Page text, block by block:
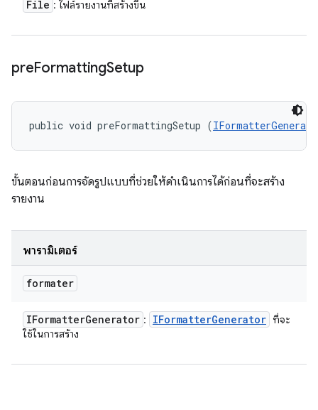
File : ไฟล์รายงานที่สร้างขึ้น
preFormattingSetup
public void preFormattingSetup (
ขั้นตอนก่อนการจัดรูปแบบที่ช่วยให้ดำเนินการได้ก่อนที่จะสร้าง
รายงาน
พารามิเตอร์
formater
IFormatterGenerator : IFormatterGenerator ที่จะ
ใช้ในการสร้าง